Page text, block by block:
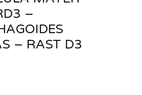
–
– RAST D3